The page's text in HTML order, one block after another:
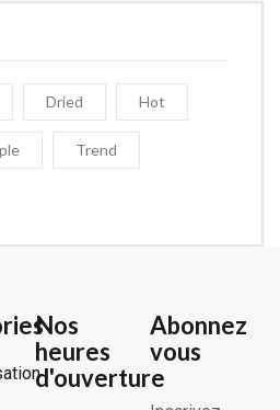
Dried Hot
Trend
Nos
heures
d'ouverture
Abonnez
vous